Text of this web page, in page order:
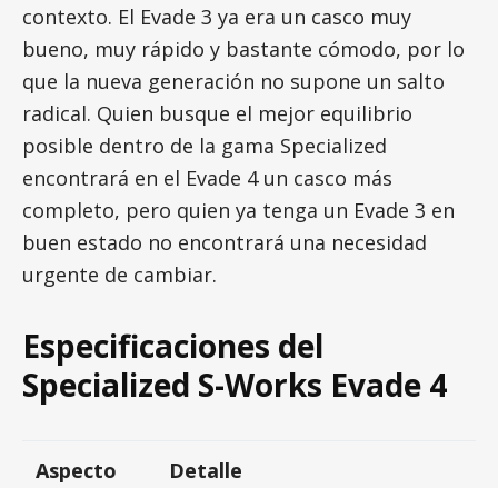
contexto. El Evade 3 ya era un casco muy
bueno, muy rápido y bastante cómodo, por lo
que la nueva generación no supone un salto
radical. Quien busque el mejor equilibrio
posible dentro de la gama Specialized
encontrará en el Evade 4 un casco más
completo, pero quien ya tenga un Evade 3 en
buen estado no encontrará una necesidad
urgente de cambiar.
Especificaciones del
Specialized S-Works Evade 4
Aspecto Detalle